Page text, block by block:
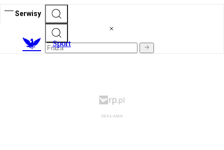
Serwisy
Sport